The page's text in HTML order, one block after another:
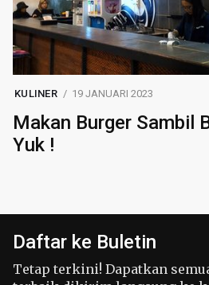
KULINER 19 JANUARI 2023
Makan Burger Sambil
Yuk !
Daftar ke Buletin
Tetap terkini! Dapatkan